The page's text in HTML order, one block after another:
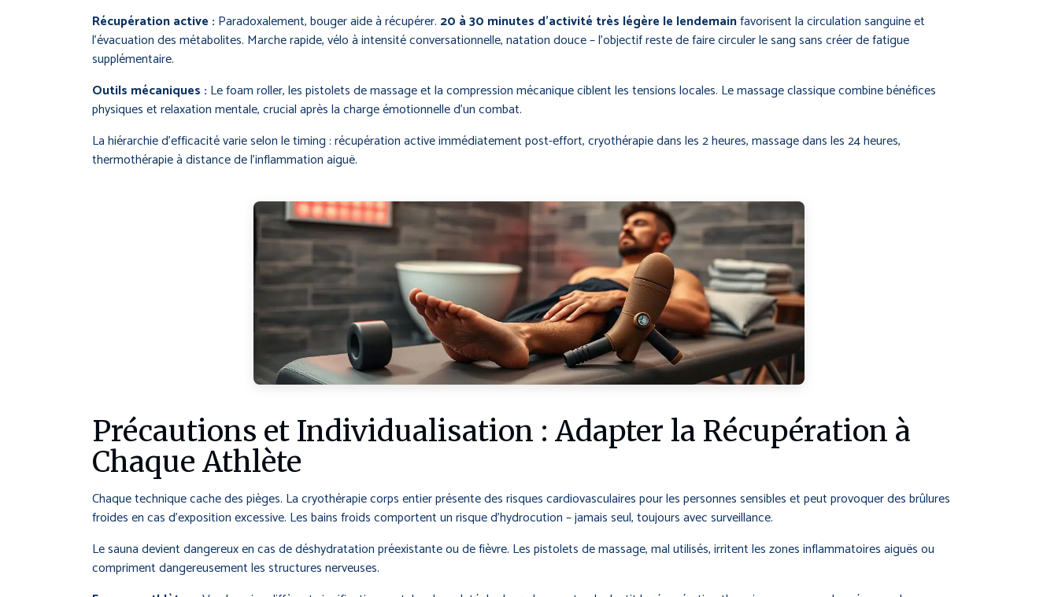
Récupération active : Paradoxalement, bouger aide à récupérer. 20 à 30 minutes d’activité très légère le lendemainfavorisent la circulation sanguine et
l’évacuation des métabolites. Marche rapide, vélo à intensité conversationnelle, natation douce – l’objectif reste de faire circuler le sang sans créer de fatigue
supplémentaire.
Outils mécaniques : Le foam roller, les pistolets de massage et la compression mécanique ciblent les tensions locales. Le massage classique combine bénéfices
physiques et relaxation mentale, crucial après la charge émotionnelle d’un combat.
La hiérarchie d’efficacité varie selon le timing : récupération active immédiatement post-effort, cryothérapie dans les 2 heures, massage dans les 24 heures,
thermothérapie à distance de l’inflammation aiguë.
Précautions et Individualisation : Adapter la Récupération à
Chaque Athlète
Chaque technique cache des pièges. La cryothérapie corps entier présente des risques cardiovasculaires pour les personnes sensibles et peut provoquer des brûlures
froides en cas d’exposition excessive. Les bains froids comportent un risque d’hydrocution – jamais seul, toujours avec surveillance.
Le sauna devient dangereux en cas de déshydratation préexistante ou de fièvre. Les pistolets de massage, mal utilisés, irritent les zones inflammatoires aiguës ou
compriment dangereusement les structures nerveuses.